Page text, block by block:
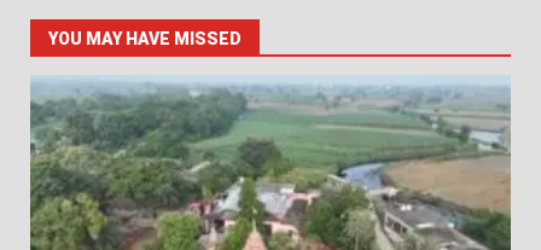
YOU MAY HAVE MISSED